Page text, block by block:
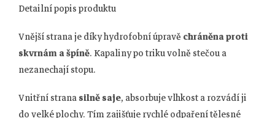
Detailní popis produktu
Vnější strana je díky hydrofobní úpravě chráněna proti
skvrnám a špíně. Kapaliny po triku volně stečou a
nezanechají stopu.
Vnitřní stranasilně saje, absorbuje vlhkost a rozvádí ji
do velké plochy. Tím zajišťuje rychlé odpaření tělesné